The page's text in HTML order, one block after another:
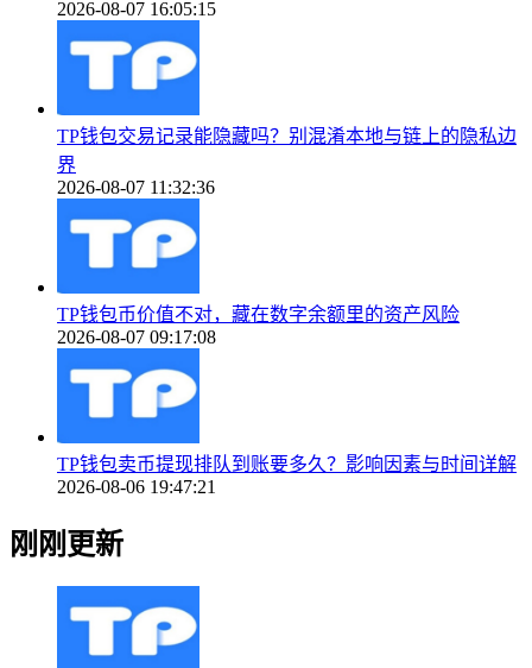
2026-08-07 16:05:15
TP钱包交易记录能隐藏吗？别混淆本地与链上的隐私边
界
2026-08-07 11:32:36
TP钱包币价值不对，藏在数字余额里的资产风险
2026-08-07 09:17:08
TP钱包卖币提现排队到账要多久？影响因素与时间详解
2026-08-06 19:47:21
刚刚更新